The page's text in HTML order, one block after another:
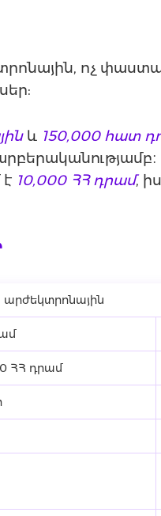
ոչ
և 150,000 հատ
10,000 ՀՀ դրամ,
ՀՀ դրամ